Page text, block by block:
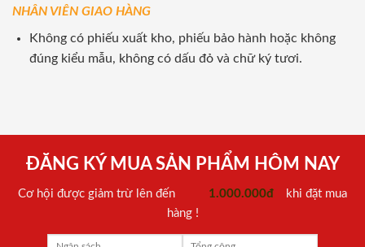
NHÂN VIÊN GIAO HÀNG
Không có phiếu xuất kho, phiếu bảo hành hoặc không
đúng kiểu mẫu, không có dấu đỏ và chữ ký tươi.
ĐĂNG KÝ MUA SẢN PHẨM HÔM NAY
Cơ hội được giảm trừ lên đến 1.000.000đ
khi đặt mua
hàng !